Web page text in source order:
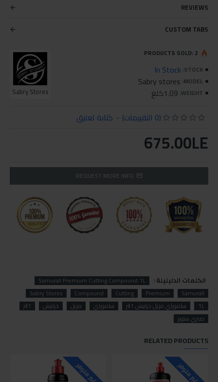
REVIEWS
CUSTOM TABS
STOCK:
In Stock
MODEL:
Sabry stores
WEIGHT: 1.09كلغ Sabry Stores
PRODUCTS SOLD: 2
(0 التقييمات) - كتابة تعليق
675.00LE
REQUEST MORE INFO
الكلمات الدليليلة :
Samurall Premium Cutting Compound 1L
Samurall
Premium
Cutting
Compound
Sabry Stores
1L
ساموراي مزيل خرابيش 1لتر ساموراي مزيل خرابيش
1لتر
صبري ستورز
RELATED PRODUCTS
غير متوفر غير متوفر